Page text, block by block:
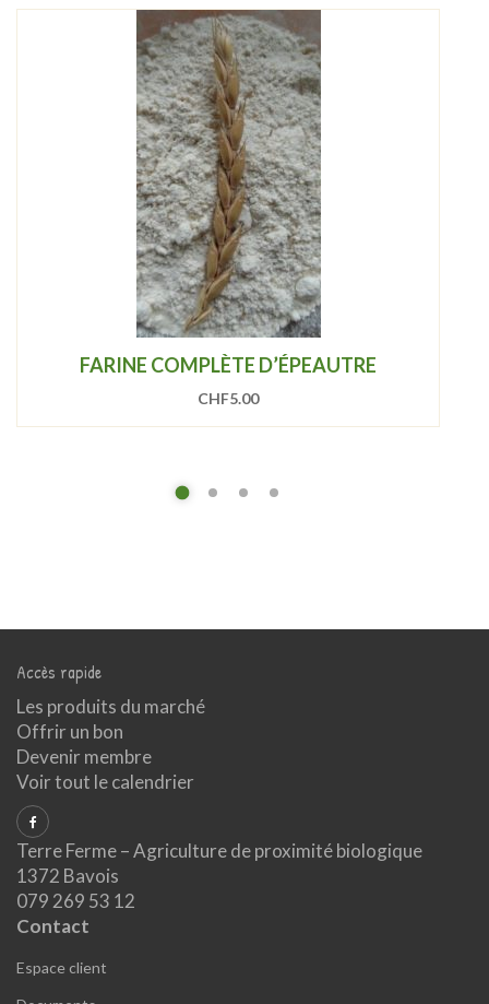
FARINE COMPLÈTE D’ÉPEAUTRE
CHF5.00
Accès rapide
Les produits du marché
Offrir un bon
Devenir membre
Voir tout le calendrier
Terre Ferme – Agriculture de proximité biologique
1372 Bavois
079 269 53 12
Contact
Espace client